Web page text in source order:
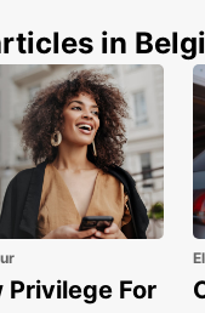
in
Privilege For